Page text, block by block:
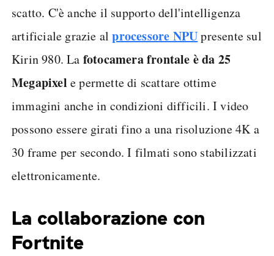
scatto. C'è anche il supporto dell'intelligenza
artificiale grazie alprocessore NPUpresente sul
Kirin 980. La fotocamera frontale è da 25
Megapixel e permette di scattare ottime
immagini anche in condizioni difficili. I video
possono essere girati fino a una risoluzione 4K a
30 frame per secondo. I filmati sono stabilizzati
elettronicamente.
La collaborazione con
Fortnite